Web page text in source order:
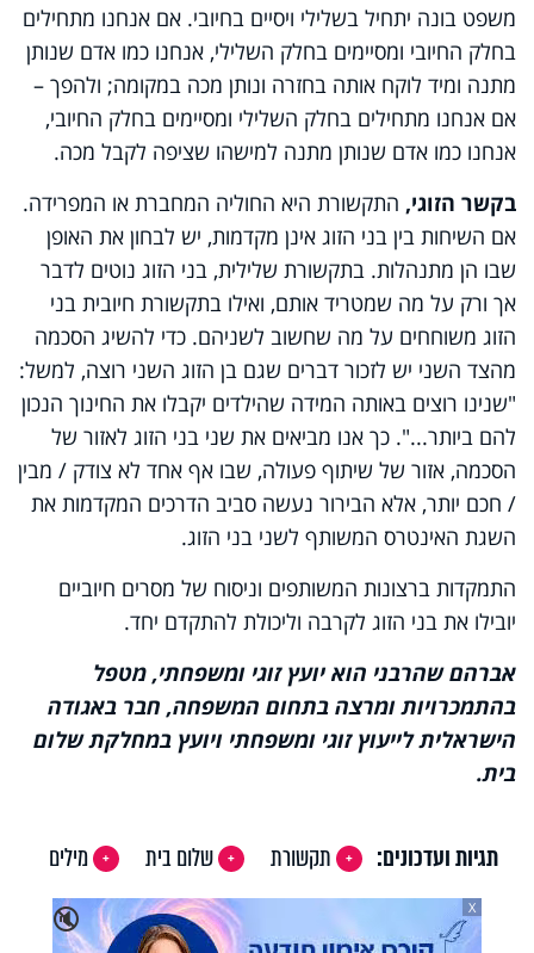
משפט בונה יתחיל בשלילי ויסיים בחיובי. אם אנחנו מתחילים
בחלק החיובי ומסיימים בחלק השלילי, אנחנו כמו אדם שנותן
מתנה ומיד לוקח אותה בחזרה ונותן מכה במקומה; ולהפך –
אם אנחנו מתחילים בחלק השלילי ומסיימים בחלק החיובי,
אנחנו כמו אדם שנותן מתנה למישהו שציפה לקבל מכה.
בקשר הזוגי, התקשורת היא החוליה המחברת או המפרידה.
אם השיחות בין בני הזוג אינן מקדמות, יש לבחון את האופן
שבו הן מתנהלות. בתקשורת שלילית, בני הזוג נוטים לדבר
אך ורק על מה שמטריד אותם, ואילו בתקשורת חיובית בני
הזוג משוחחים על מה שחשוב לשניהם. כדי להשיג הסכמה
מהצד השני יש לזכור דברים שגם בן הזוג השני רוצה, למשל:
"שנינו רוצים באותה המידה שהילדים יקבלו את החינוך הנכון
להם ביותר...". כך אנו מביאים את שני בני הזוג לאזור של
הסכמה, אזור של שיתוף פעולה, שבו אף אחד לא צודק / מבין
/ חכם יותר, אלא הבירור נעשה סביב הדרכים המקדמות את
השגת האינטרס המשותף לשני בני הזוג.
התמקדות ברצונות המשותפים וניסוח של מסרים חיוביים
יובילו את בני הזוג לקרבה וליכולת להתקדם יחד.
אברהם שהרבני הוא יועץ זוגי ומשפחתי, מטפל
בהתמכרויות ומרצה בתחום המשפחה, חבר באגודה
הישראלית לייעוץ זוגי ומשפחתי ויועץ במחלקת שלום
בית.
תגיות ועדכונים: תקשורת שלום בית
מילים
🔇
X